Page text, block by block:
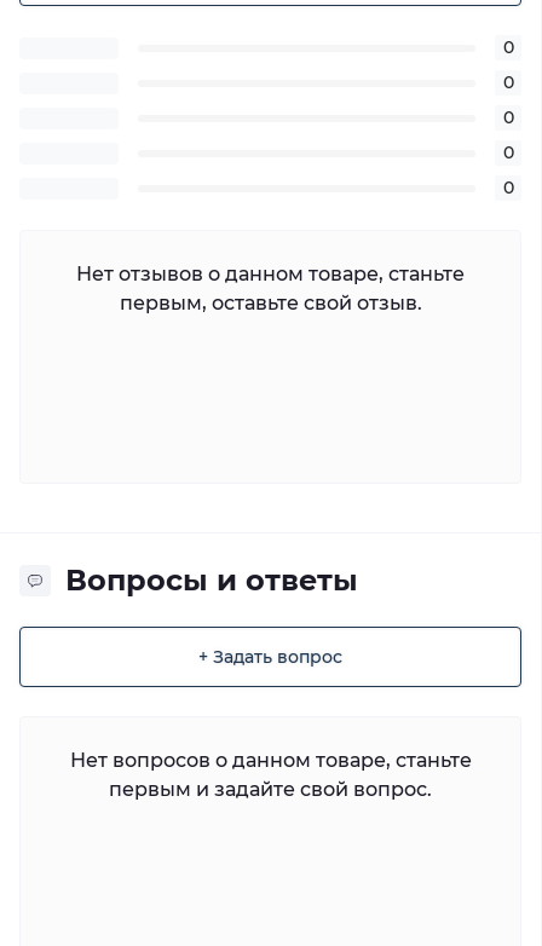
0
0
0
0
0
Нет отзывов о данном товаре, станьте
первым, оставьте свой отзыв.
Вопросы и ответы
+ Задать вопрос
Нет вопросов о данном товаре, станьте
первым и задайте свой вопрос.